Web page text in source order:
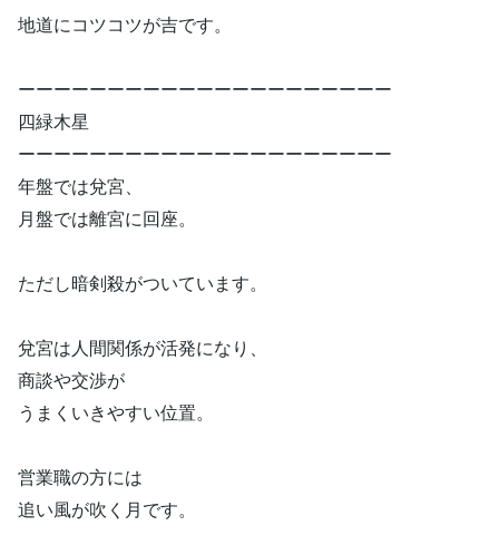
地道にコツコツが吉です。
ーーーーーーーーーーーーーーーーーーーーー
四緑木星
ーーーーーーーーーーーーーーーーーーーーー
年盤では兌宮、
月盤では離宮に回座。
ただし暗剣殺がついています。
兌宮は人間関係が活発になり、
商談や交渉が
うまくいきやすい位置。
営業職の方には
追い風が吹く月です。